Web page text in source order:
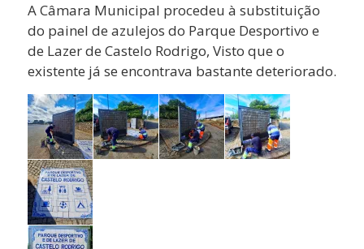
A Câmara Municipal procedeu à substituição
do painel de azulejos do Parque Desportivo e
de Lazer de Castelo Rodrigo, Visto que o
existente já se encontrava bastante deteriorado.